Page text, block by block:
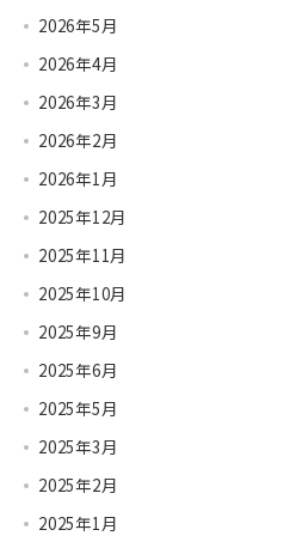
2026年5月
2026年4月
2026年3月
2026年2月
2026年1月
2025年12月
2025年11月
2025年10月
2025年9月
2025年6月
2025年5月
2025年3月
2025年2月
2025年1月